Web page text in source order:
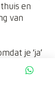
en
van
je ‘ja’
je ‘nee’
voorbij je